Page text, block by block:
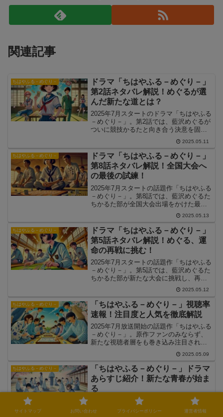
関連記事
ちはやふる－めぐり－
ドラマ「ちはやふる－めぐり－」
第2話ネタバレ解説！めぐるが選
んだ新たな道とは？
2025年7月スタートのドラマ「ちはやふる
－めぐり－」。第2話では、藍沢めぐるが
ついに競技かるたと向き合う決意を固
め、物語が大きく動き始めます。この記
事では、「ちはやふる－めぐり－」第2話
の詳しいネタバレを中心に、かるた部再
建への一歩と新たな仲間たちの動向を徹
底解説していきます！
2025.05.11
ちはやふる－めぐり－
ドラマ「ちはやふる－めぐり－」
第8話ネタバレ解説！全国大会へ
の最後の試練！
2025年7月スタートの話題作「ちはやふる
－めぐり－」。第8話では、藍沢めぐるた
ちかるた部が全国大会出場をかけた最終
決戦に挑みます。この記事では、「ちは
やふる－めぐり－」第8話のあらすじとネ
タバレを中心に、めぐるたちの集大成と
新たな試練を詳しく解説していきます！
2025.05.13
ちはやふる－めぐり－
ドラマ「ちはやふる－めぐり－」
第5話ネタバレ解説！めぐる、運
命の再戦に挑む！
2025年7月スタートの話題作「ちはやふる
－めぐり－」。第5話では、藍沢めぐるた
ちかるた部が新たな大会に挑戦し、再び
宿命のライバルたちとぶつかる展開が描
かれます。この記事では、「ちはやふる
－めぐり－」第5話のあらすじとネタバレ
を中心に、めぐるたちの成長、絆、そし
て試練を徹底解説していきます！
2025.05.12
ちはやふる－めぐり－
「ちはやふる－めぐり－」視聴率
速報！注目度と人気を徹底解説
2025年7月放送開始の話題作「ちはやふる
－めぐり－」。原作ファンのみならず、
新たな視聴者層をも巻き込み注目されて
います。この記事では、ドラマ「ちはや
ふる－めぐり－」の視聴率動向や人気の
背景、今後の展開について詳しく解説し
ていきます！
2025.05.09
ちはやふる－めぐり－
「ちはやふる－めぐり－」ドラマ
あらすじ紹介！新たな青春が始ま
る
2025年7月スタートの連続テレビドラマ
「ちはやふる－めぐり－」。原作・末次
サイトマップ お問い合わせ プライバシーポリシー 運営者情報